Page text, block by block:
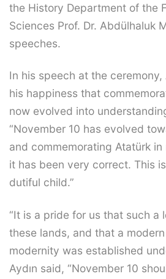
the History Department of the
Sciences Prof. Dr. Abdülhaluk
speeches.
In his speech at the ceremony,
his happiness that
now evolved into
“November 10 has evolved
and commemorating Atatürk
it has been very correct. This
dutiful child.”
“It is a pride for us that such a
these lands, and that a
modernity was established
Aydın said, “November 10